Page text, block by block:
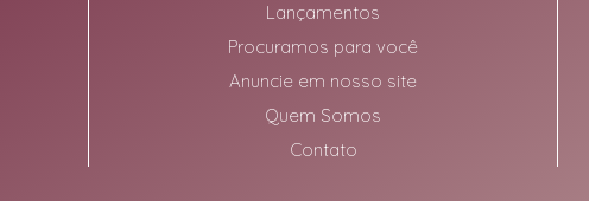
Lançamentos
Procuramos para você
Anuncie em nosso site
Quem Somos
Contato